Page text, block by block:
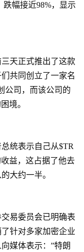
幅接近98%，显示
天正式推出了这款
共同创立了一家名
公司，而该公司的
境。
统表示自己从$TR
益，这占据了他去
大约一半。
易委员会已明确表
针对多家加密企业
媒体表示：”特朗